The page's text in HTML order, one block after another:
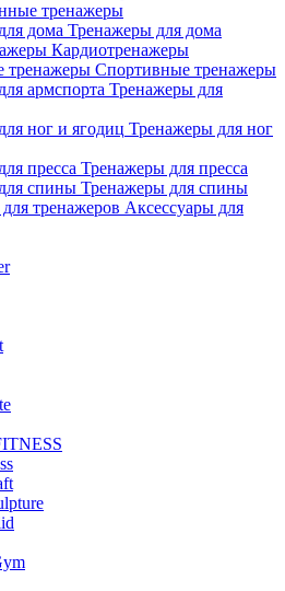
тренажеры
Тренажеры для дома
Кардиотренажеры
Спортивные тренажеры
Тренажеры для
Тренажеры для ног
Тренажеры для пресса
Тренажеры для спины
Аксессуары для